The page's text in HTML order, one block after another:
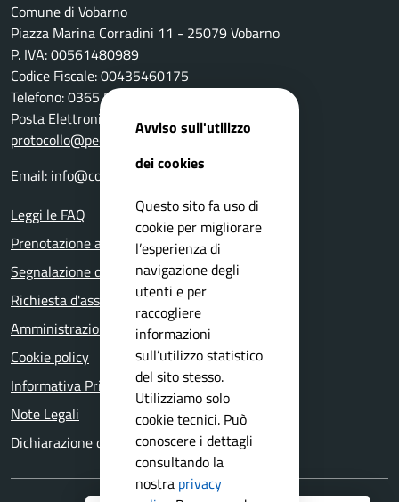
Comune di Vobarno
Piazza Marina Corradini 11 - 25079 Vobarno
P. IVA: 00561480989
Codice Fiscale: 00435460175
Telefono: 0365 596011
Posta Elettronica Certificata:
protocollo@pec.comune.vobarno.bs.it
Email: info@comune.vobarno.bs.it
Leggi le FAQ
Prenotazione appuntamento
Segnalazione disservizio
Richiesta d'assistenza
Amministrazione trasparente
Cookie policy
Informativa Privacy
Note Legali
Dichiarazione di accessibilità
Avviso sull'utilizzo
dei cookies
Questo sito fa uso di
cookie per migliorare
l’esperienza di
navigazione degli
utenti e per
raccogliere
informazioni
sull’utilizzo statistico
del sito stesso.
Utilizziamo solo
cookie tecnici. Può
conoscere i dettagli
consultando la
nostra privacy